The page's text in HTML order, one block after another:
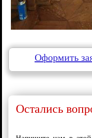
Оформить
Остались